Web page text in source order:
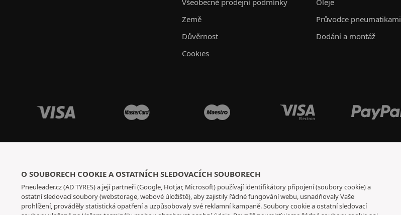
Všeobecné prodejní podmínky
Země
Důvěrnost
Cookies
Oleje
Průvodce pneumatikami
Dodání a montáž
O SOUBORECH COOKIE A OSTATNÍCH SLEDOVACÍCH SOUBORECH
Pneuleader.cz (AD TYRES) a její partneři (Google, Hotjar, Microsoft) používají identifikátory připojení (soubory cookie) a
ostatní sledovací soubory (webstorage, webové úložiště), aby zajistily řádné fungování webu, usnadňovaly Vaše
prohlížení, prováděly statistická opatření a uzpůsobovaly své reklamní kampaně. Soubory cookie a ostatní sledovací